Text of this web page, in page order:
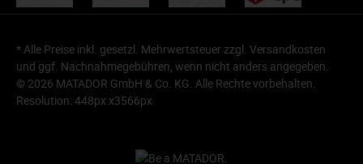
* Alle Preise inkl. gesetzl. Mehrwertsteuer zzgl. Versandkosten
und ggf. Nachnahmegebühren, wenn nicht anders angegeben.
© 2026 MATADOR GmbH & Co. KG. Alle Rechte vorbehalten.
Resolution: 448px x3566px